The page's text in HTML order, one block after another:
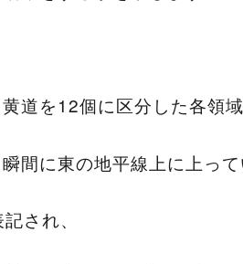
道を12個に区分した各領域
間に東の地平線上に上って
され、